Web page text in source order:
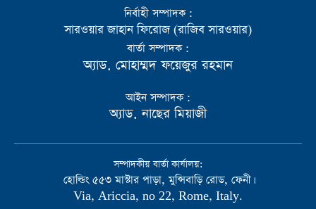
নির্বাহী সম্পাদক :
সারওয়ার জাহান ফিরোজ (রাজিব সারওয়ার)
বার্তা সম্পাদক :
অ্যাড. মোহাম্মদ ফয়েজুর রহমান
আইন সম্পাদক :
অ্যাড. নাছের মিয়াজী
সম্পাদকীয় বার্তা কার্যালয়:
হোল্ডিং ৫৫৩ মাস্টার পাড়া, মুন্সিবাড়ি রোড, ফেনী।
Via, Ariccia, no 22, Rome, Italy.